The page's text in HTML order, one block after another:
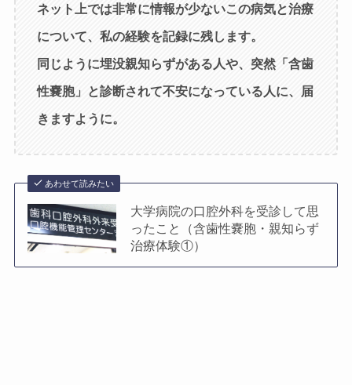
ネット上では非常に情報が少ないこの病気と治療
について、私の経験を記録に残します。
同じように埋没親知らずがある人や、突然「含歯
性嚢胞」 と診断されて不安になっている人に、届
きますように。
あわせて読みたい
大学病院の口腔外科を受診して思
ったこと（含歯性嚢胞・親知らず
治療体験①）